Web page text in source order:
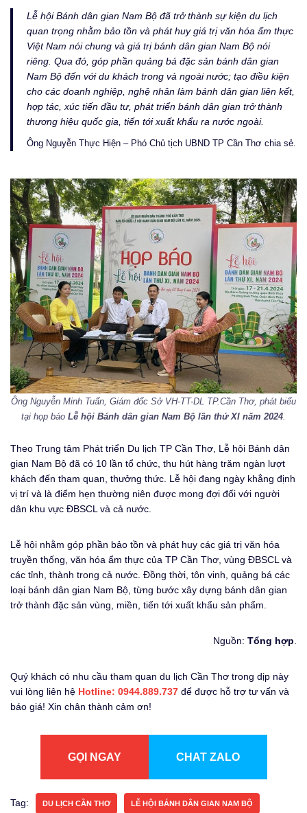
Lễ hội Bánh dân gian Nam Bộ đã trở thành sự kiện du lịch
quan trọng nhằm bảo tồn và phát huy giá trị văn hóa ẩm thực
Việt Nam nói chung và giá trị bánh dân gian Nam Bộ nói
riêng. Qua đó, góp phần quảng bá đặc sản bánh dân gian
Nam Bộ đến với du khách trong và ngoài nước; tạo điều kiện
cho các doanh nghiệp, nghệ nhân làm bánh dân gian liên kết,
hợp tác, xúc tiến đầu tư, phát triển bánh dân gian trở thành
thương hiệu quốc gia, tiến tới xuất khẩu ra nước ngoài.
Ông Nguyễn Thực Hiện – Phó Chủ tịch UBND TP Cần Thơ chia sẻ.
Ông Nguyễn Minh Tuấn, Giám đốc Sở VH-TT-DL TP.Cần Thơ, phát biểu
tại họp báo Lễ hội Bánh dân gian Nam Bộ lần thứ XI năm 2024
Theo Trung tâm Phát triển Du lịch TP Cần Thơ, Lễ hội Bánh dân
gian Nam Bộ đã có 10 lần tổ chức, thu hút hàng trăm ngàn lượt
khách đến tham quan, thưởng thức. Lễ hội đang ngày khẳng định
vị trí và là điểm hẹn thường niên được mong đợi đối với người
dân khu vực ĐBSCL và cả nước.
Lễ hội nhằm góp phần bảo tồn và phát huy các giá trị văn hóa
truyền thống, văn hóa ẩm thực của TP Cần Thơ, vùng ĐBSCL và
các tỉnh, thành trong cả nước. Đồng thời, tôn vinh, quảng bá các
loại bánh dân gian Nam Bộ, từng bước xây dựng bánh dân gian
trở thành đặc sản vùng, miền, tiến tới xuất khẩu sản phẩm.
Nguồn: Tổng hợp
Quý khách có nhu cầu tham quan du lịch Cần Thơ trong dịp này
vui lòng liên hệ Hotline: 0944.889.737 để được hỗ trợ tư vấn và
báo giá! Xin chân thành cảm ơn!
GỌI NGAY CHAT ZALO
Tag: DU LỊCH CẦN THƠ LỄ HỘI BÁNH DÂN GIAN NAM BỘ